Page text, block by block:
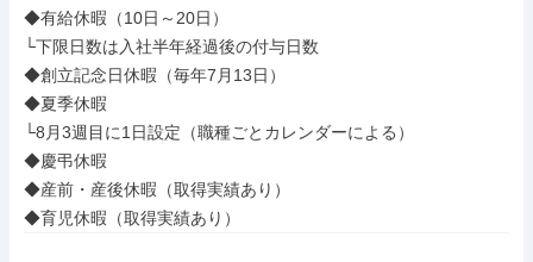
◆有給休暇（10日～20日）
└下限日数は入社半年経過後の付与日数
◆創立記念日休暇（毎年7月13日）
◆夏季休暇
└8月3週目に1日設定（職種ごとカレンダーによる）
◆慶弔休暇
◆産前・産後休暇（取得実績あり）
◆育児休暇（取得実績あり）